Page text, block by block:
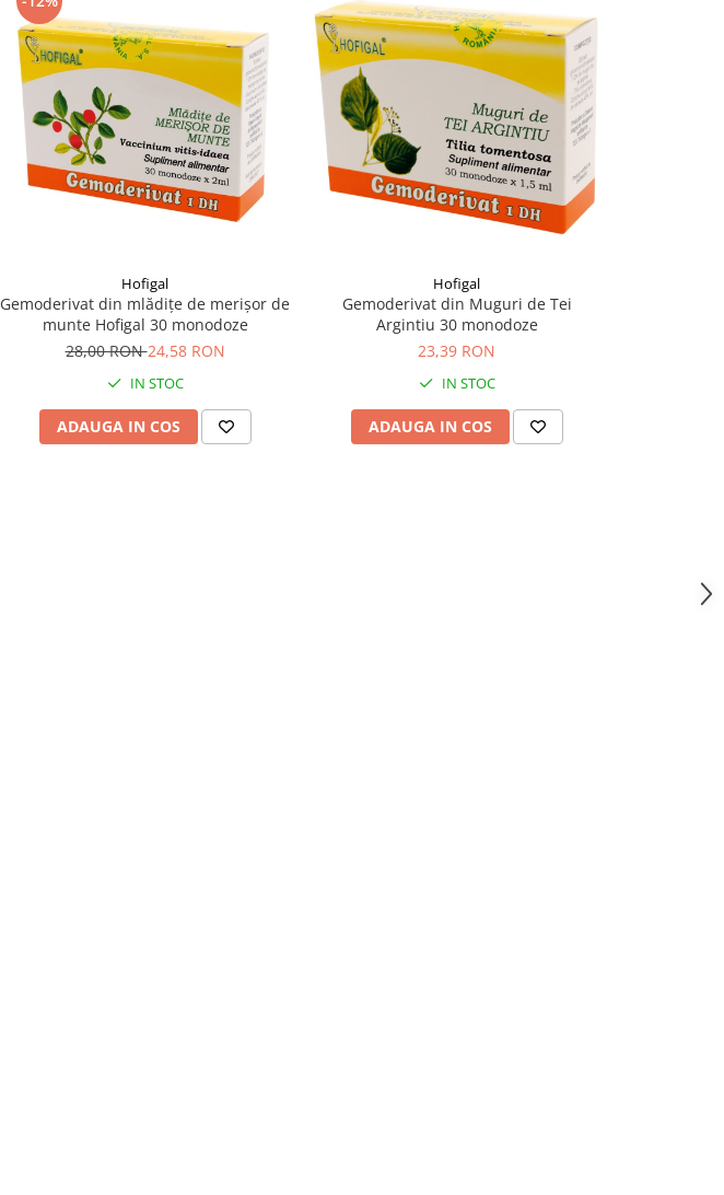
Hofigal
Gemoderivat din mlădițe de merișor de
munte Hofigal 30 monodoze
28,00 RON24,58 RON
IN STOC
ADAUGA IN COS
Hofigal
Gemoderivat din Muguri de Tei
Argintiu 30 monodoze
23,39 RON
IN STOC
ADAUGA IN COS